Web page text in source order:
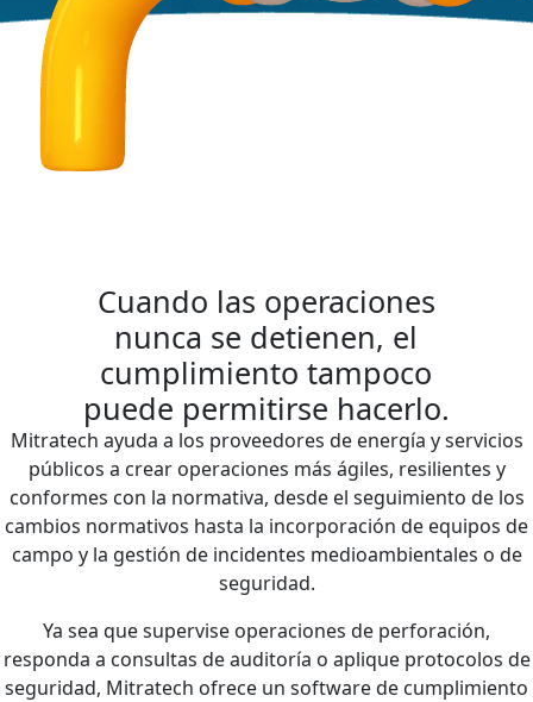
Cuando las operaciones
nunca se detienen, el
cumplimiento tampoco
puede permitirse hacerlo.
Mitratech ayuda a los proveedores de energía y servicios
públicos a crear operaciones más ágiles, resilientes y
conformes con la normativa, desde el seguimiento de los
cambios normativos hasta la incorporación de equipos de
campo y la gestión de incidentes medioambientales o de
seguridad.
Ya sea que supervise operaciones de perforación,
responda a consultas de auditoría o aplique protocolos de
seguridad, Mitratech ofrece un software de cumplimiento